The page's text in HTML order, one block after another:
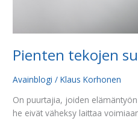
Pienten tekojen
Avainblogi /Klaus Korhonen
On puurtajia, joiden
he eivät väheksy laittaa